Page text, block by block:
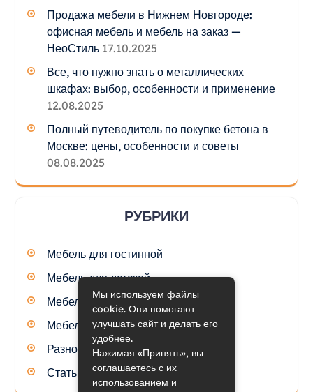
Продажа мебели в Нижнем Новгороде:
офисная мебель и мебель на заказ —
НеоСтиль 17.10.2025
Все, что нужно знать о металлических
шкафах: выбор, особенности и применение
12.08.2025
Полный путеводитель по покупке бетона в
Москве: цены, особенности и советы
08.08.2025
РУБРИКИ
Мебель для гостинной
Мебель для детской
Мебель для кухни
Мебель для спальни
Разное
Статьи
Мы используем файлы
cookie. Они помогают
улучшать сайт и делать его
удобнее.
Нажимая «Принять», вы
соглашаетесь с их
использованием и